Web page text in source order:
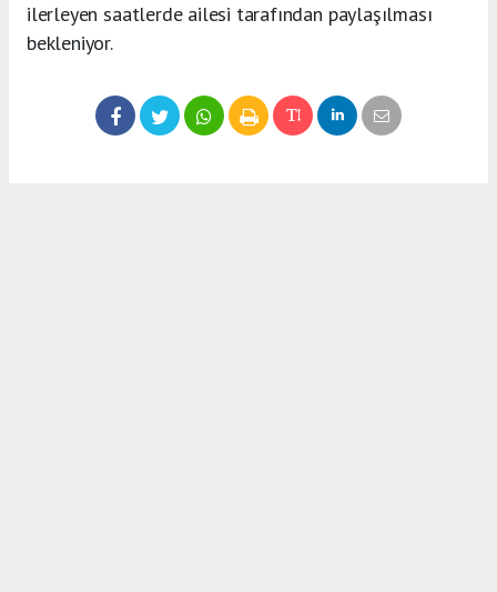
ilerleyen saatlerde ailesi tarafından paylaşılması
bekleniyor.